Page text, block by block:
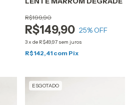
R$149,90
R$199,90
25% OFF
3x de R$49,97 sem juros
R$142,41 com Pix
ESGOTADO